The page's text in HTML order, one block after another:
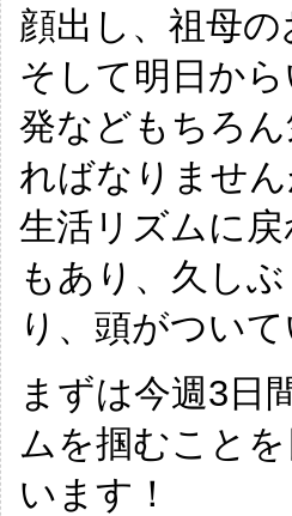
顔出し、祖母
そして明日か
発などもちろ
ればなりませ
生活リズムに
もあり、久し
り、頭がつい
まずは今週3日
ムを掴むこと
います！